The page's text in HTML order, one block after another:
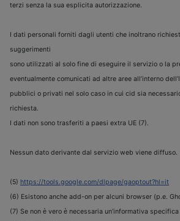
terzi senza la sua esplicita autorizzazione.
I dati personali forniti dagli utenti che inoltrano
suggerimenti
sono utilizzati al solo fine di eseguire il servizio o la
eventualmente comunicati ad altre aree all’interno
pubblici o privati nel solo caso in cui cid sia
richiesta.
I dati non sono trasferiti a paesi extra UE (7).
Nessun dato derivante dal servizio web viene diffuso.
(5) https://tools.google.com/dlpage/gaoptout?hl=it
(6) Esistono anche add-on per alcuni browser (p.e.
(7) Se non è vero è necessaria un’informativa